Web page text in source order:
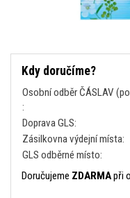
Kdy doručíme?
Osobní odběr ČÁSLAV
:
Doprava GLS:
Zásilkovna výdejní místa:
GLS odběrné místo:
Doručujeme ZDARMApři